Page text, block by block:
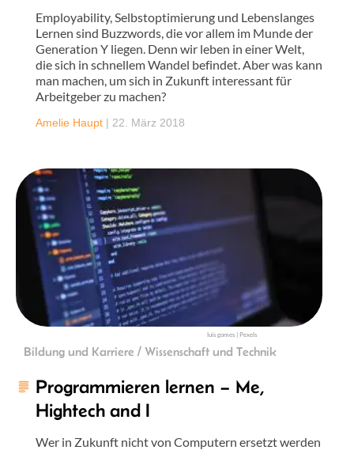
Employability, Selbstoptimierung und Lebenslanges
Lernen sind Buzzwords, die vor allem im Munde der
Generation Y liegen. Denn wir leben in einer Welt,
die sich in schnellem Wandel befindet. Aber was kann
man machen, um sich in Zukunft interessant für
Arbeitgeber zu machen?
Amelie Haupt | 22. März 2018
luis gomes | Pexels
Bildung und Karriere / Wissenschaft und Technik
Programmieren lernen – Me,
Hightech and I
Wer in Zukunft nicht von Computern ersetzt werden